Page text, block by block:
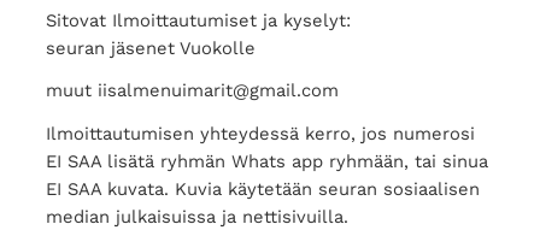
Sitovat Ilmoittautumiset ja kyselyt:
seuran jäsenet Vuokolle
muut iisalmenuimarit@gmail.com
Ilmoittautumisen yhteydessä kerro, jos numerosi
EI SAA lisätä ryhmän Whats app ryhmään, tai sinua
EI SAA kuvata. Kuvia käytetään seuran sosiaalisen
median julkaisuissa ja nettisivuilla.